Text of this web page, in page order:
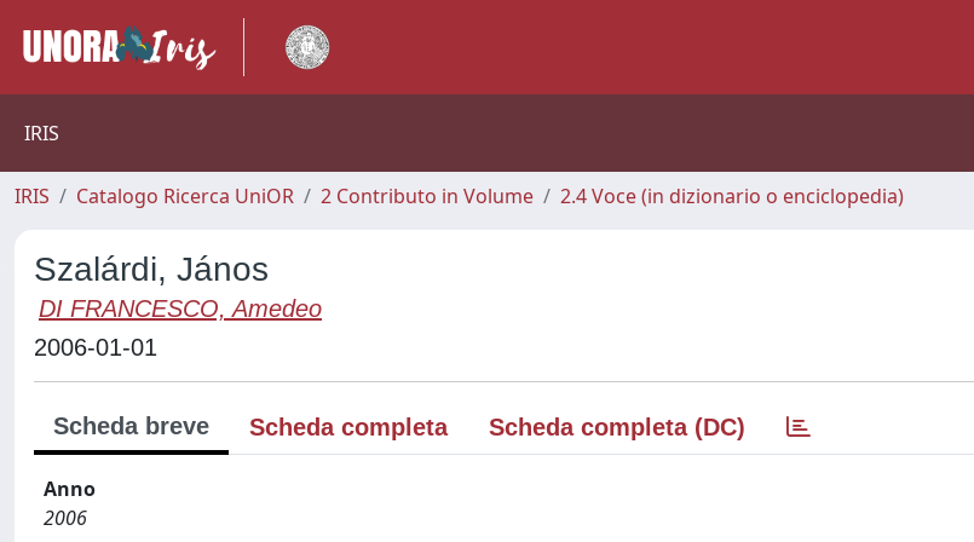
IRIS
IRIS Catalogo Ricerca UniOR 2 Contributo in Volume 2.4 Voce (in dizionario o enciclopedia)
Szalárdi, János
DI FRANCESCO, Amedeo
2006-01-01
Scheda breve Scheda completa Scheda completa (DC)
Anno
2006